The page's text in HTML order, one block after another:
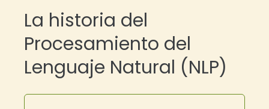
La historia del
Procesamiento del
Lenguaje Natural (NLP)